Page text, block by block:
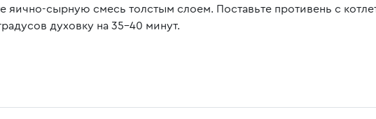
яично-сырную смесь толстым слоем. Поставьте противень с
духовку на 35-40 минут.